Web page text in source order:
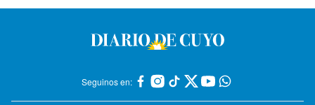
Seguinos en: